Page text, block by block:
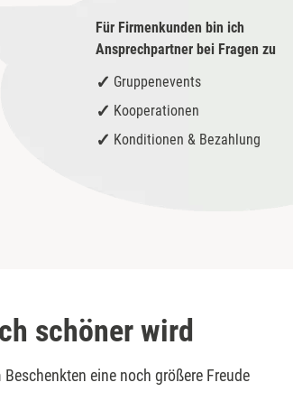
Für Firmenkunden bin ich
Ansprechpartner bei Fragen zu
Gruppenevents
Kooperationen
Konditionen & Bezahlung
schöner wird
eine noch größere Freude